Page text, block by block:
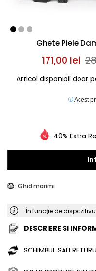
Ghete Piele
171,00 lei
Articol disponibil doar
Acest
40% Extra
Ghid marimi
În funcție de
DESCRIERE SI
SCHIMBUL SAU